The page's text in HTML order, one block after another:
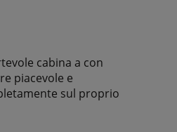
cabina a con
piacevole e
sul proprio